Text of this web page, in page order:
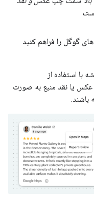
گوگل را فراهم کنید
با استفاده از
عکس یا نقد منبع به صورت